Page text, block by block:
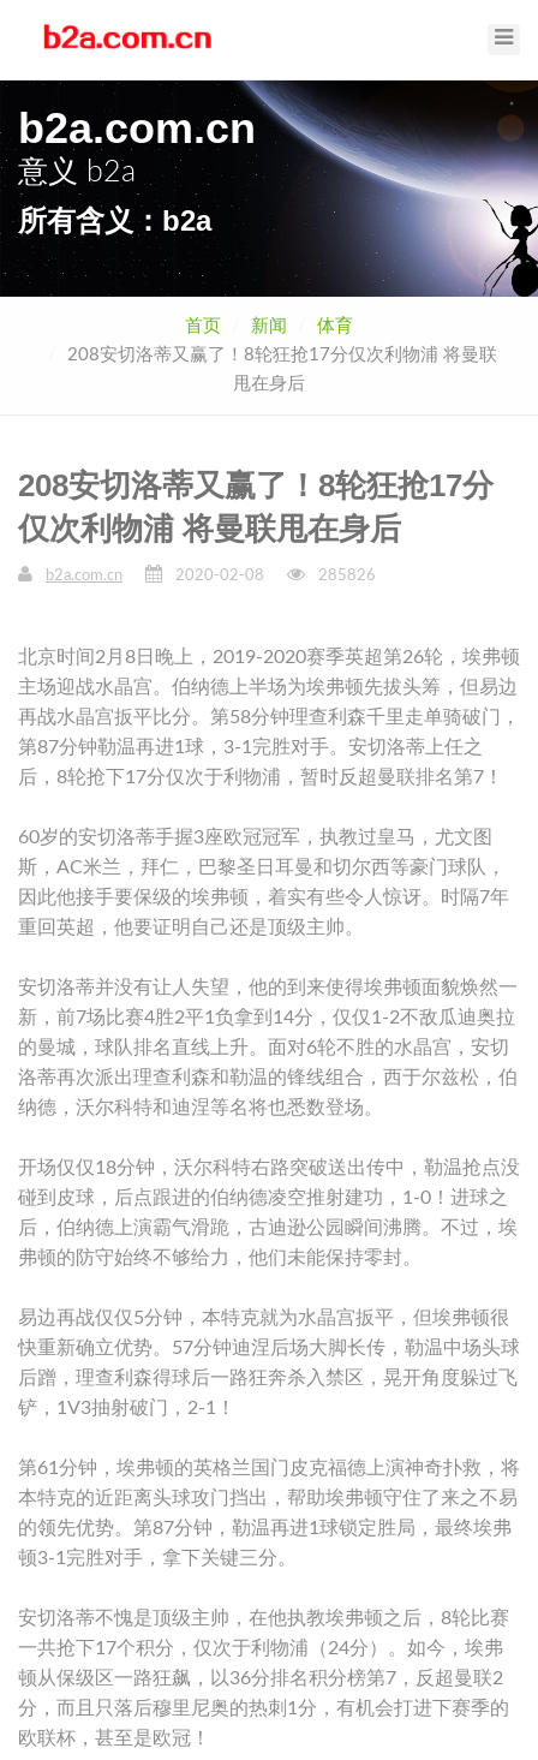
b2a.com.cn
意义b2a
所有含义：b2a
首页 新闻
体育
208安切洛蒂又赢了！8轮狂抢17分仅次利物浦 将曼联
甩在身后
208安切洛蒂又赢了！8轮狂抢17分
仅次利物浦 将曼联甩在身后
b2a.com.cn 2020-02-08 285826
北京时间2月8日晚上，2019-2020赛季英超第26轮，埃弗顿
主场迎战水晶宫。伯纳德上半场为埃弗顿先拔头筹，但易边
再战水晶宫扳平比分。第58分钟理查利森千里走单骑破门，
第87分钟勒温再进1球，3-1完胜对手。安切洛蒂上任之
后，8轮抢下17分仅次于利物浦，暂时反超曼联排名第7！
60岁的安切洛蒂手握3座欧冠冠军，执教过皇马，尤文图
斯，AC米兰，拜仁，巴黎圣日耳曼和切尔西等豪门球队，
因此他接手要保级的埃弗顿，着实有些令人惊讶。时隔7年
重回英超，他要证明自己还是顶级主帅。
安切洛蒂并没有让人失望，他的到来使得埃弗顿面貌焕然一
新，前7场比赛4胜2平1负拿到14分，仅仅1-2不敌瓜迪奥拉
的曼城，球队排名直线上升。面对6轮不胜的水晶宫，安切
洛蒂再次派出理查利森和勒温的锋线组合，西于尔兹松，伯
纳德，沃尔科特和迪涅等名将也悉数登场。
开场仅仅18分钟，沃尔科特右路突破送出传中，勒温抢点没
碰到皮球，后点跟进的伯纳德凌空推射建功，1-0！进球之
后，伯纳德上演霸气滑跪，古迪逊公园瞬间沸腾。不过，埃
弗顿的防守始终不够给力，他们未能保持零封。
易边再战仅仅5分钟，本特克就为水晶宫扳平，但埃弗顿很
快重新确立优势。57分钟迪涅后场大脚长传，勒温中场头球
后蹭，理查利森得球后一路狂奔杀入禁区，晃开角度躲过飞
铲，1V3抽射破门，2-1！
第61分钟，埃弗顿的英格兰国门皮克福德上演神奇扑救，将
本特克的近距离头球攻门挡出，帮助埃弗顿守住了来之不易
的领先优势。第87分钟，勒温再进1球锁定胜局，最终埃弗
顿3-1完胜对手，拿下关键三分。
安切洛蒂不愧是顶级主帅，在他执教埃弗顿之后，8轮比赛
一共抢下17个积分，仅次于利物浦（24分）。如今，埃弗
顿从保级区一路狂飙，以36分排名积分榜第7，反超曼联2
分，而且只落后穆里尼奥的热刺1分，有机会打进下赛季的
欧联杯，甚至是欧冠！